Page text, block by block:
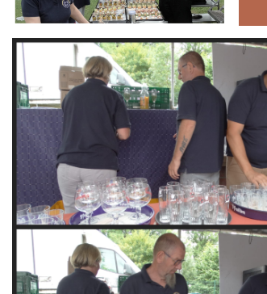
Branding
ARMCHAIR